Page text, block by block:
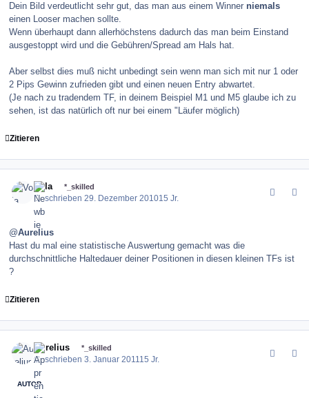
Dein Bild verdeutlicht sehr gut, das man aus einem Winner niemals
einen Looser machen sollte.
Wenn überhaupt dann allerhöchstens dadurch das man beim Einstand
ausgestoppt wird und die Gebühren/Spread am Hals hat.
Aber selbst dies muß nicht unbedingt sein wenn man sich mit nur 1 oder
2 Pips Gewinn zufrieden gibt und einen neuen Entry abwartet.
(Je nach zu tradendem TF, in deinem Beispiel M1 und M5 glaube ich zu
sehen, ist das natürlich oft nur bei einem "Läufer möglich)
Zitieren
Vola *_skilled
Geschrieben29. Dezember 201015 Jr.
@Aurelius
Hast du mal eine statistische Auswertung gemacht was die
durchschnittliche Haltedauer deiner Positionen in diesen kleinen TFs ist
?
Zitieren
Aurelius *_skilled
Geschrieben3. Januar 2011 15 Jr.
AUTOR